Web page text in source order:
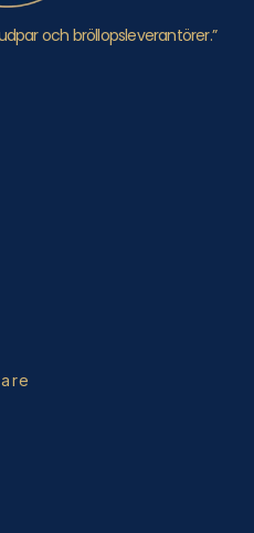
och bröllopsleverantörer.”